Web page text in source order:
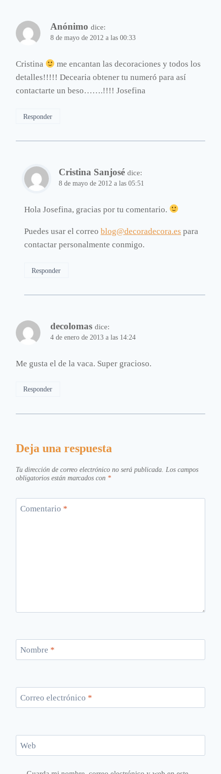
Anónimo dice:
8 de mayo de 2012 a las 00:33
Cristina
me encantan las decoraciones y todos los
detalles!!!!! Decearia obtener tu numeró para así
contactarte un beso…….!!!! Josefina
Responder
Cristina Sanjosé dice:
8 de mayo de 2012 a las 05:51
Hola Josefina, gracias por tu comentario.
Puedes usar el correo blog@decoradecora.es para
contactar personalmente conmigo.
Responder
decolomas dice:
4 de enero de 2013 a las 14:24
Me gusta el de la vaca. Super gracioso.
Responder
Deja una respuesta
Tu dirección de correo electrónico no será publicada. Los campos
obligatorios están marcados con *
Comentario *
Nombre *
Correo electrónico *
Web